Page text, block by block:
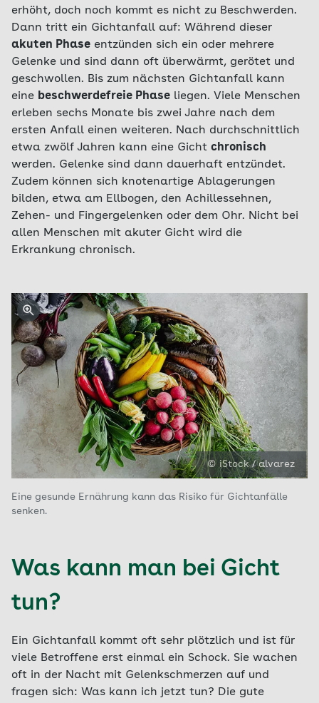
erhöht, doch noch kommt es nicht zu Beschwerden.
Dann tritt ein Gichtanfall auf: Während dieser
akuten Phase entzünden sich ein oder mehrere
Gelenke und sind dann oft überwärmt, gerötet und
geschwollen. Bis zum nächsten Gichtanfall kann
eine beschwerdefreie Phase liegen. Viele Menschen
erleben sechs Monate bis zwei Jahre nach dem
ersten Anfall einen weiteren. Nach durchschnittlich
etwa zwölf Jahren kann eine Gicht chronisch
werden. Gelenke sind dann dauerhaft entzündet.
Zudem können sich knotenartige Ablagerungen
bilden, etwa am Ellbogen, den Achillessehnen,
Zehen- und Fingergelenken oder dem Ohr. Nicht bei
allen Menschen mit akuter Gicht wird die
Erkrankung chronisch.
© iStock / alvarez
Eine gesunde Ernährung kann das Risiko für Gichtanfälle
senken.
Was kann man bei Gicht
tun?
Ein Gichtanfall kommt oft sehr plötzlich und ist für
viele Betroffene erst einmal ein Schock. Sie wachen
oft in der Nacht mit Gelenkschmerzen auf und
fragen sich: Was kann ich jetzt tun? Die gute